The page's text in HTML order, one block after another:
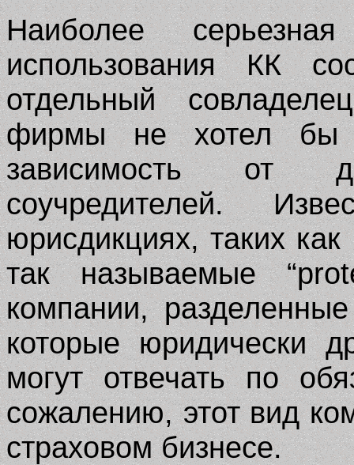
Наиболее
использования КК
отдельный
фирмы не хотел бы
зависимость от
соучредителей.
юрисдикциях, таких
так называемые
компании,
которые юридически
могут отвечать по
сожалению, этот вид
страховом бизнесе.